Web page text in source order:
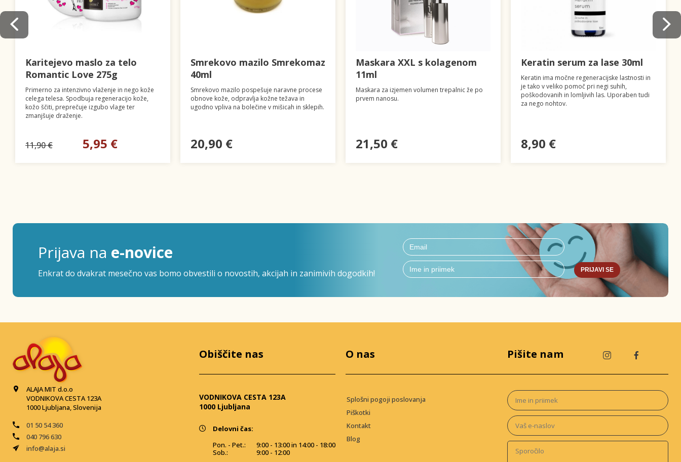
Karitejevo maslo za telo
Romantic Love 275g
Primerno za intenzivno vlaženje in nego kože
celega telesa. Spodbuja regeneracijo kože,
kožo ščiti, preprečuje izgubo vlage ter
zmanjšuje draženje.
11,90 € 5,95 €
Smrekovo mazilo Smrekomaz
40ml
Smrekovo mazilo pospešuje naravne procese
obnove kože, odpravlja kožne težava in
ugodno vpliva na bolečine v mišicah in sklepih.
20,90 €
Maskara XXL s kolagenom
11ml
Maskara za izjemen volumen trepalnic že po
prvem nanosu.
21,50 €
Keratin serum za lase 30ml
Keratin ima močne regeneracijske lastnosti in
je tako v veliko pomoč pri negi suhih,
poškodovanih in lomljivih las. Uporaben tudi
za nego nohtov.
8,90 €
Prijava na e-novice
Enkrat do dvakrat mesečno vas bomo obvestili o novostih, akcijah in zanimivih dogodkih! PRIJAVI SE
ALAJA MIT d.o.o
VODNIKOVA CESTA 123A
1000 Ljubljana, Slovenija
01 50 54 360
040 796 630
info@alaja.si
Obiščite nas
VODNIKOVA CESTA 123A
1000 Ljubljana
Delovni čas:
Pon. - Pet.:
Sob.:
9:00 - 13:00 in 14:00 - 18:00
9:00 - 12:00
O nas
Splošni pogoji poslovanja
Piškotki
Kontakt
Blog
Pišite nam